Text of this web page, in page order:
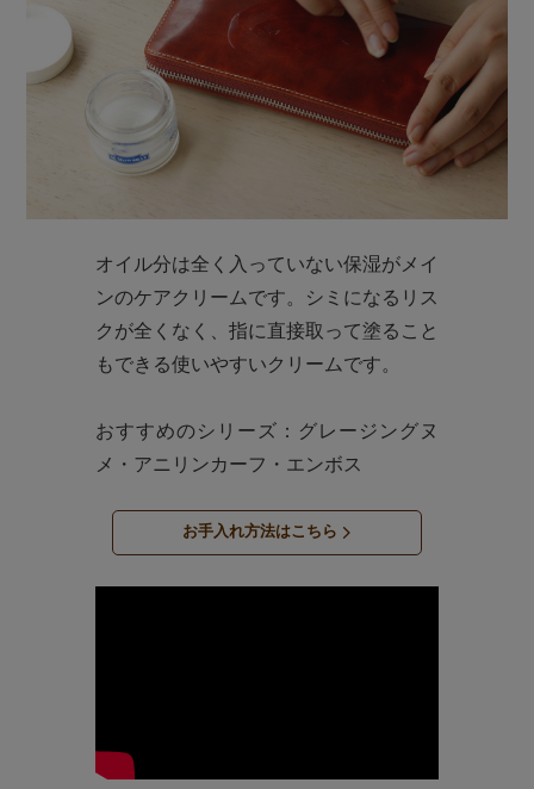
オイル分は全く入っていない保湿がメイ
ンのケアクリームです。シミになるリス
クが全くなく、指に直接取って塗ること
もできる使いやすいクリームです。
おすすめのシリーズ：グレージングヌ
メ・アニリンカーフ・エンボス
お手入れ方法はこちら